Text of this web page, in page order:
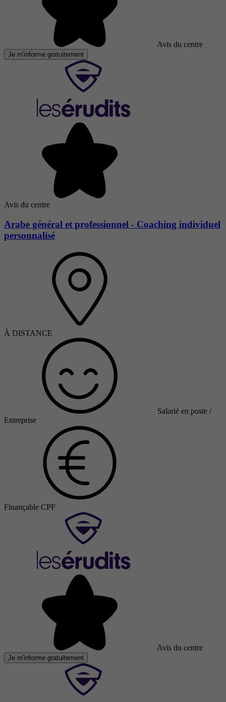
Avis du centre
Je m'informe gratuitement
Avis du centre
Arabe général et professionnel - Coaching individuel
personnalisé
À DISTANCE
Salarié en poste /
Entreprise
Finançable CPF
Avis du centre
Je m'informe gratuitement